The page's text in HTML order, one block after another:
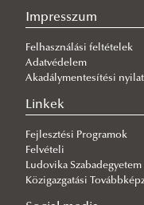
fokozására
Várható kihívások a
területén a XXI.
végrehajtás)
Modern rendészet
SPARKUP EU Project
Impresszum
Felhasználási feltételek
Adatvédelem
Akadálymentesítési
Linkek
Fejlesztési Programok
Felvételi
Ludovika Szabadegyetem
Közigazgatási